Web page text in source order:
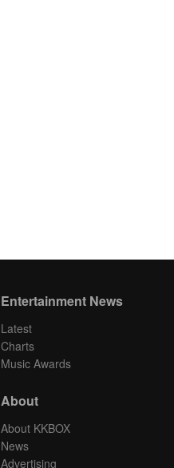
Entertainment News
Latest
Charts
Music Awards
About
About KKBOX
News
Advertising